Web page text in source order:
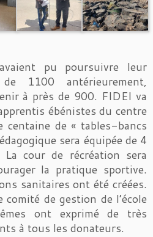
pu poursuivre leur
1100 antérieurement,
à près de 900. FIDEI va
ébénistes du centre
de « tables-bancs
sera équipée de 4
cour de récréation sera
la pratique sportive.
sanitaires ont été créées.
comité de gestion de l’école
ont exprimé de très
à tous les donateurs.